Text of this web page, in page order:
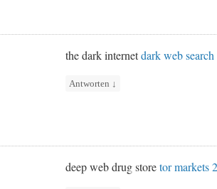
the dark internetdark web
Antworten ↓
deep web drug storetor markets